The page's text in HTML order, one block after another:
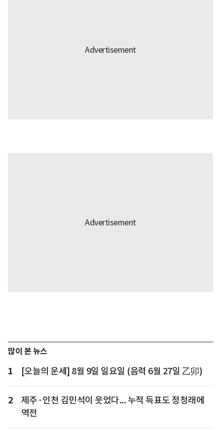
많이 본 뉴스
1 [오늘의 운세] 8월 9일 일요일 (음력 6월 27일 乙卯)
2
제주·인천 김민석이 웃었다... 누적 득표도 정청래에
역전